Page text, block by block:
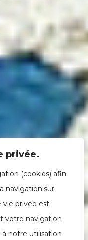
privée.
(cookies) afin
navigation sur
vie privée est
votre navigation
notre utilisation